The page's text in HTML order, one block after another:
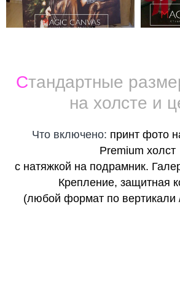
Стандартные
на холсте и
Что включено: принт фото
Premium холст
с натяжкой на подрамник.
Крепление, защитная
(любой формат по вертикали